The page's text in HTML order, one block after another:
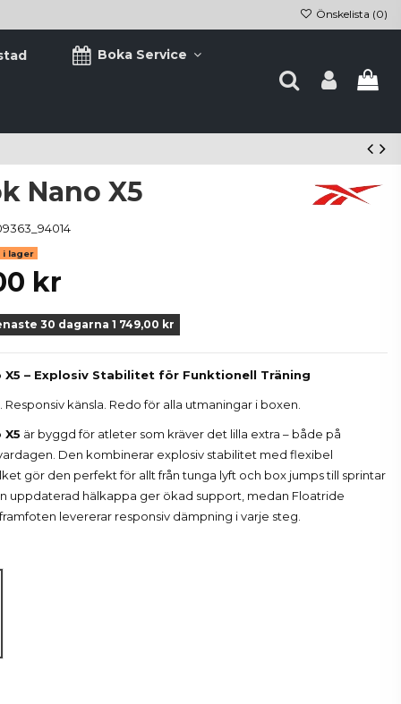
Önskelista (0)
Boka Service
Nano X5
i lager
kr
30 dagarna 1 749,00 kr
X5 – Explosiv Stabilitet för Funktionell Träning
känsla. Redo för alla utmaningar i boxen.
X5 är byggd för atleter som kräver det lilla extra – både på
Den kombinerar explosiv stabilitet med flexibel
gör den perfekt för allt från tunga lyft och box jumps till sprintar
uppdaterad hälkappa ger ökad support, medan Floatride
levererar responsiv dämpning i varje steg.